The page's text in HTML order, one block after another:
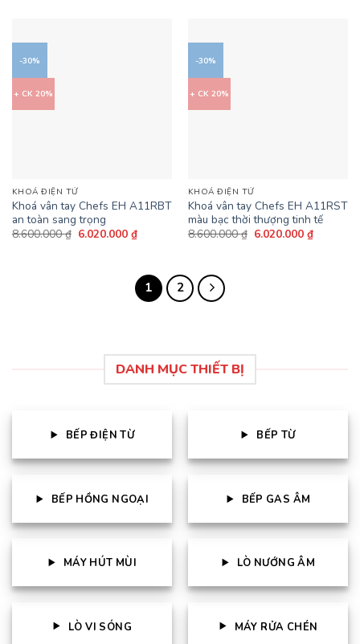
-30%
+ CK 20%
KHOÁ ĐIỆN TỬ
Khoá vân tay Chefs EH A11RBT
an toàn sang trọng
8.600.000₫ Giá
6.020.000 ₫Giá
hiện
6.020.000 ₫.
-30%
+ CK 20%
KHOÁ ĐIỆN TỬ
Khoá vân tay Chefs EH A11RST
màu bạc thời thượng tinh tế
8.600.000₫ Giá
6.020.000 ₫Giá
hiện
1 2
DANH MỤC THIẾT BỊ
BẾP ĐIỆN TỪ BẾP TỪ
BẾP HỒNG NGOẠI BẾP GAS ÂM
MÁY HÚT MÙI LÒ NƯỚNG ÂM
LÒ VI SÓNG MÁY RỬA CHÉN